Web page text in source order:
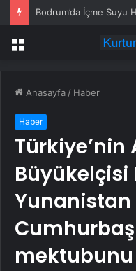
Bodrum’da İçme Suyu
Menü
Anasayfa / Haber
Haber
Türkiye’nin
Büyükelçisi
Yunanistan